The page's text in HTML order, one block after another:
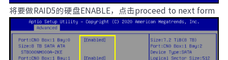
将要做RAID5的硬盘ENABLE，点击proceed to next form